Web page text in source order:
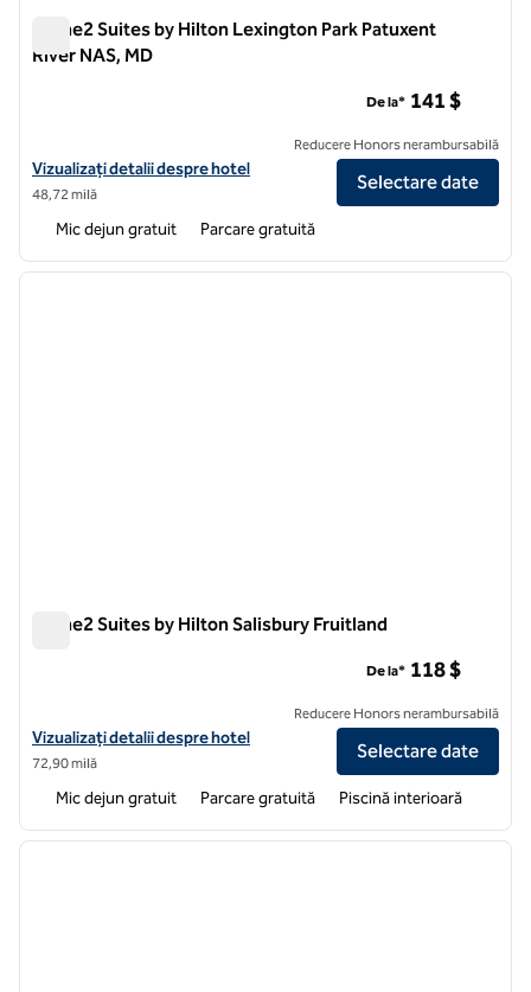
Home2 Suites by Hilton Lexington Park Patuxent
River NAS, MD
Vizualizați detaliile hotelului pentru Home2 Suites by Hilton
Vizualizați detalii despre hotel
48,72 milă
De la* 141 $
Reducere Honors nerambursabilă
Selectare date
Mic dejun gratuit Parcare gratuită
1 din 12
Home2 Suites by Hilton Salisbury Fruitland
Vizualizați detaliile hotelului pentru Home2 Suites by Hilton
Vizualizați detalii despre hotel
72,90 milă
De la* 118 $
Reducere Honors nerambursabilă
Selectare date
Mic dejun gratuit Parcare gratuită Piscină interioară
1 din 12